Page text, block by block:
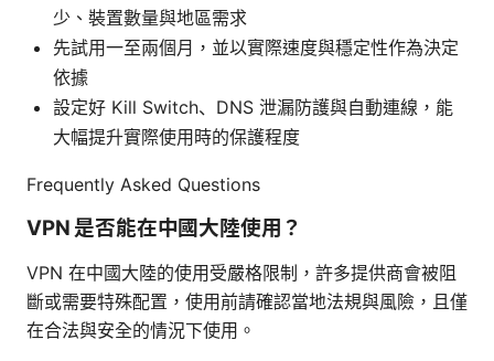
少、裝置數量與地區需求
先試用一至兩個月，並以實際速度與穩定性作為決定
依據
設定好 Kill Switch、DNS 泄漏防護與自動連線，能
大幅提升實際使用時的保護程度
Frequently Asked Questions
VPN 是否能在中國大陸使用？
VPN 在中國大陸的使用受嚴格限制，許多提供商會被阻
斷或需要特殊配置，使用前請確認當地法規與風險，且僅
在合法與安全的情況下使用。